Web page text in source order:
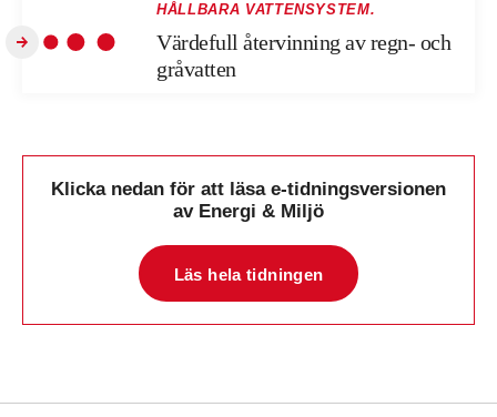
HÅLLBARA VATTENSYSTEM.
Värdefull återvinning av regn- och
gråvatten
Klicka nedan för att läsa e-tidningsversionen
av Energi & Miljö
Läs hela tidningen